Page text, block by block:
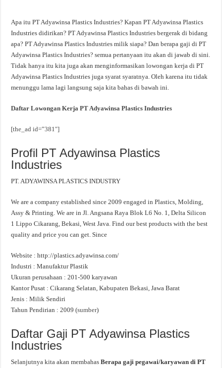
Apa itu PT Adyawinsa Plastics Industries? Kapan PT Adyawinsa Plastics
Industries didirikan? PT Adyawinsa Plastics Industries bergerak di bidang
apa? PT Adyawinsa Plastics Industries milik siapa? Dan berapa gaji di PT
Adyawinsa Plastics Industries? semua pertanyaan itu akan di jawab di sini.
Tidak hanya itu kita juga akan menginformasikan lowongan kerja di PT
Adyawinsa Plastics Industries juga syarat syaratnya. Oleh karena itu tidak
menunggu lama lagi langsung saja kita bahas di bawah ini.
Daftar Lowongan Kerja PT Adyawinsa Plastics Industries
[the_ad id=”381″]
Profil PT Adyawinsa Plastics
Industries
PT. ADYAWINSA PLASTICS INDUSTRY
We are a company established since 2009 engaged in Plastics, Molding,
Assy & Printing. We are in Jl. Angsana Raya Blok L6 No. 1, Delta Silicon
1 Lippo Cikarang, Bekasi, West Java. Find our best products with the best
quality and price you can get. Since
Website : http://plastics.adyawinsa.com/
Industri : Manufaktur Plastik
Ukuran perusahaan : 201-500 karyawan
Kantor Pusat : Cikarang Selatan, Kabupaten Bekasi, Jawa Barat
Jenis : Milik Sendiri
Tahun Pendirian : 2009 (sumber)
Daftar Gaji PT Adyawinsa Plastics
Industries
Selanjutnya kita akan membahasBerapa gaji pegawai/karyawan di PT